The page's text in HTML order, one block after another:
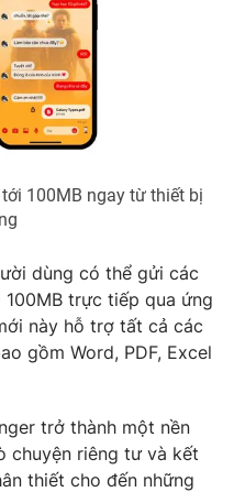
100MB ngay từ thiết bị
dùng có thể gửi các
trực tiếp qua ứng
này hỗ trợ tất cả các
gồm Word, PDF, Excel
trở thành một nền
chuyện riêng tư và kết
thiết cho đến những